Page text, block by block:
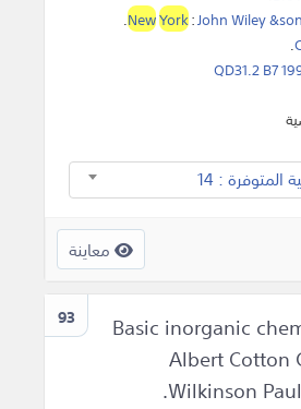
NewYork:John Wiley &son
.
.
QD31.2 B7
: 14
معاينة
93
Basic inorganic
Albert Cotton
Wilkinson